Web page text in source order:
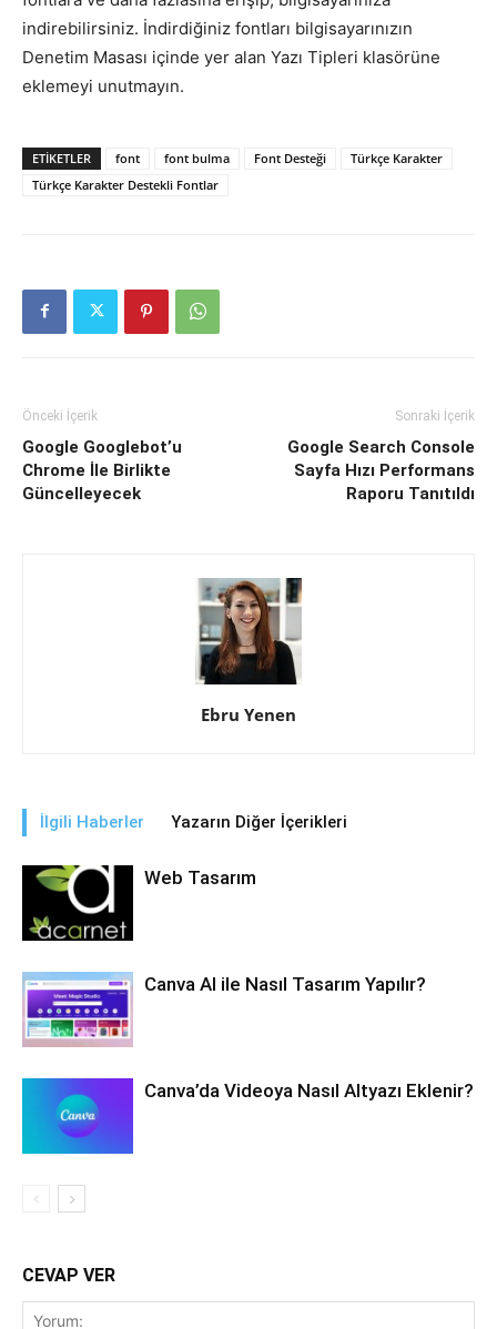
indirebilirsiniz. İndirdiğiniz fontları bilgisayarınızın
Denetim Masası içinde yer alan Yazı Tipleri klasörüne
eklemeyi unutmayın.
ETIKETLER font font bulma Font Desteği
Türkçe Karakter
Türkçe Karakter Destekli Fontlar
Önceki İçerik
Google Googlebot’u
Chrome İle Birlikte
Güncelleyecek
Sonraki İçerik
Google Search Console
Sayfa Hızı Performans
Raporu Tanıtıldı
Ebru Yenen
İlgili Haberler Yazarın Diğer İçerikleri
Web Tasarım
Canva AI ile Nasıl Tasarım Yapılır?
Canva’da Videoya Nasıl Altyazı Eklenir?
CEVAP VER